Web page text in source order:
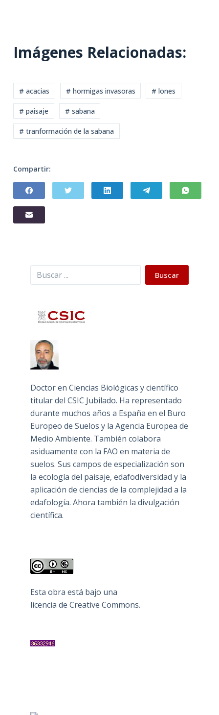
Imágenes Relacionadas:
# acacias # hormigas invasoras # lones
# paisaje # sabana
# tranformación de la sabana
Compartir:
Buscar Buscar
Doctor en Ciencias Biológicas y científico
titular del CSIC Jubilado. Ha representado
durante muchos años a España en el Buro
Europeo de Suelos y la Agencia Europea de
Medio Ambiente. También colabora
asiduamente con la FAO en materia de
suelos. Sus campos de especialización son
la ecología del paisaje, edafodiversidad y la
aplicación de ciencias de la complejidad a la
edafología. Ahora también la divulgación
científica.
Esta obra está bajo una
licencia de Creative Commons.